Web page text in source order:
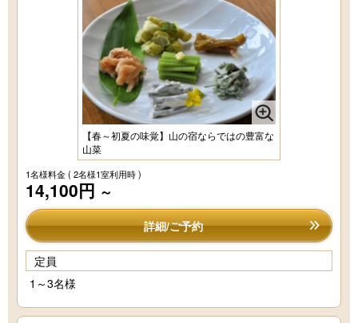
【春～初夏の味覚】山の宿ならではの豊富な
山菜
1名様料金( 2名様1室利用時 )
14,100円 ～
詳細/ご予約
定員
1～3名様